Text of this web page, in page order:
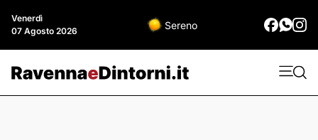
Venerdì
07 Agosto 2026
Sereno